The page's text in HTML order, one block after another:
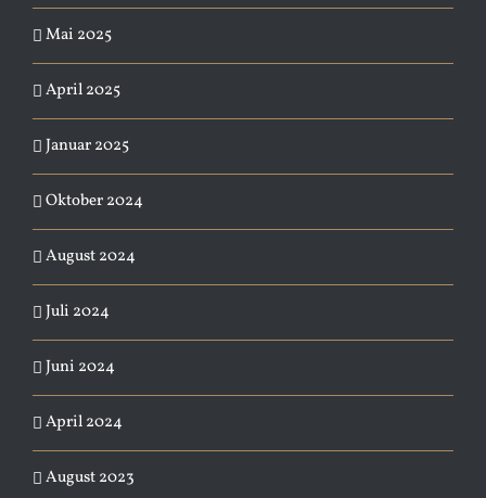
Mai 2025
April 2025
Januar 2025
Oktober 2024
August 2024
Juli 2024
Juni 2024
April 2024
August 2023